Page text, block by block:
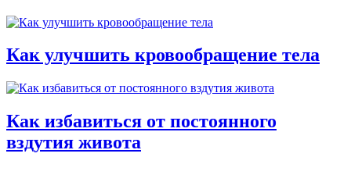
Как улучшить кровообращение тела
Как избавиться от постоянного
вздутия живота